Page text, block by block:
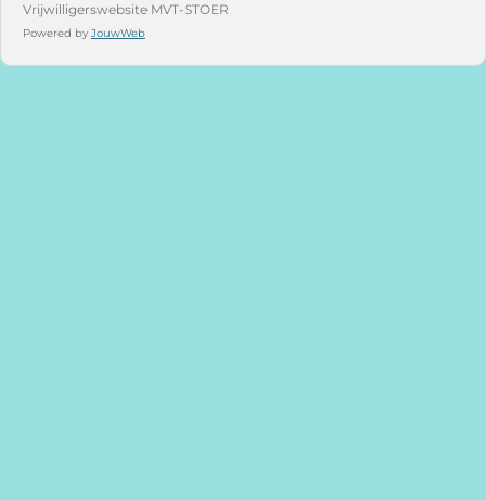
Vrijwilligerswebsite MVT-STOER
Powered by JouwWeb